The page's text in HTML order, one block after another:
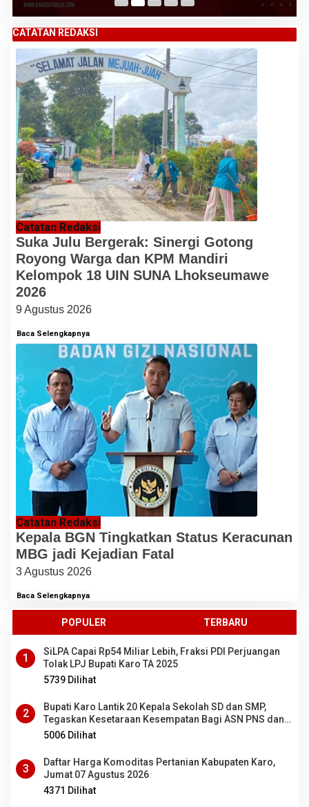
CATATAN REDAKSI
Catatan Redaksi
Suka Julu Bergerak: Sinergi Gotong
Royong Warga dan KPM Mandiri
Kelompok 18 UIN SUNA Lhokseumawe
2026
9 Agustus 2026
Baca Selengkapnya
Catatan Redaksi
Kepala BGN Tingkatkan Status Keracunan
MBG jadi Kejadian Fatal
3 Agustus 2026
Baca Selengkapnya
POPULER TERBARU
1
SiLPA Capai Rp54 Miliar Lebih, Fraksi PDI Perjuangan
Tolak LPJ Bupati Karo TA 2025
5739 Dilihat
2
Bupati Karo Lantik 20 Kepala Sekolah SD dan SMP,
Tegaskan Kesetaraan Kesempatan Bagi ASN PNS dan
PPPK
5006 Dilihat
3
Daftar Harga Komoditas Pertanian Kabupaten Karo,
Jumat 07 Agustus 2026
4371 Dilihat